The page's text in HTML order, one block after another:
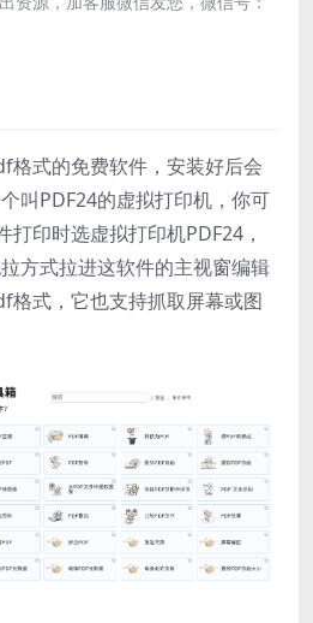
格式的免费软件，安装好后会
叫PDF24的虚拟打印机，你可
印时选虚拟打印机PDF24，
方式拉进这软件的主视窗编辑
格式，它也支持抓取屏幕或图